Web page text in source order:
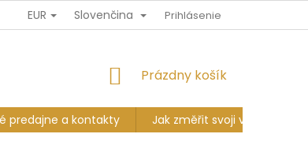
DOPRAVA A PLATBA VÝMĚNA A VRÁCENÍ
EUR Slovenčina Prihlásenie
NÁKUPNÝ
Prázdny košík
predajne a kontakty
Jak změřit svoji velikost?